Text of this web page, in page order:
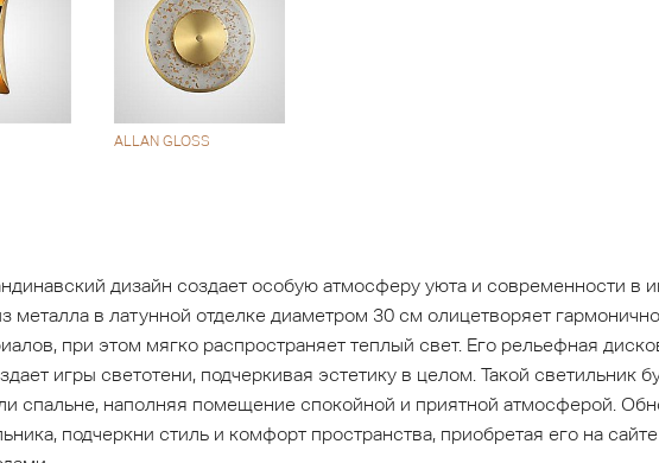
ALLAN GLOSS
дизайн создает особую атмосферу уюта и современности в
металла в латунной отделке диаметром 30 см олицетворяет
при этом мягко распространяет теплый свет. Его рельефная
игры светотени, подчеркивая эстетику в целом. Такой светильник
спальне, наполняя помещение спокойной и приятной атмосферой.
подчеркни стиль и комфорт пространства, приобретая его на